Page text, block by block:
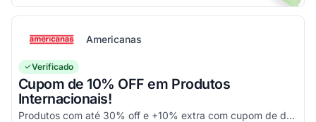
Americanas
Verificado
Cupom de 10% OFF em Produtos
Internacionais!
Produtos com até 30% off e +10% extra com cupom de desconto em produtos participantes da campanha. Consulte exceções no site. Aplique o código promocional no carrinho e aproveite!